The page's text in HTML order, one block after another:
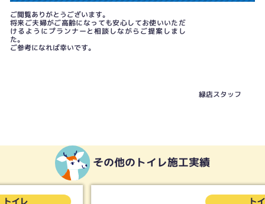
ご閲覧ありがとうございます。
将来ご夫婦がご高齢になっても安心してお使いいただ
けるようにプランナーと相談しながらご提案しまし
た。
ご参考になれば幸いです。
緑店スタッフ
その他のトイレ施工実績